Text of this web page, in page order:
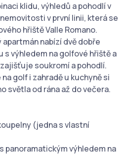
klidu, výhledů a pohodlí v
v první linii, která se
hřiště Valle Romano.
nabízí dvě dobře
výhledem na golfové hřiště a
soukromí a pohodlí.
golf i zahradě u kuchyně si
světla od rána až do večera.
(jedna s vlastní
panoramatickým výhledem na